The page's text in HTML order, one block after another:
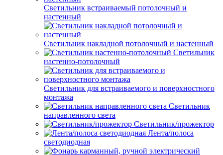
Светильник встраиваемый потолочный и
настенный
Светильник накладной потолочный и настенный
Светильник
настенно-потолочный
Светильник для встраиваемого и поверхностного
монтажа
Светильник
направленного света
Светильник/прожектор
Лента/полоса
светодиодная